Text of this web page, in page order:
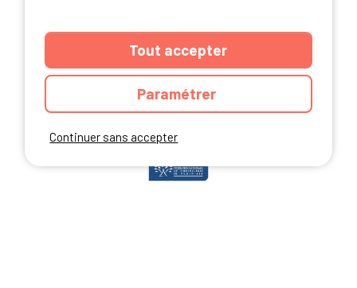
Continuer sans accepter
Tout accepter
Paramétrer